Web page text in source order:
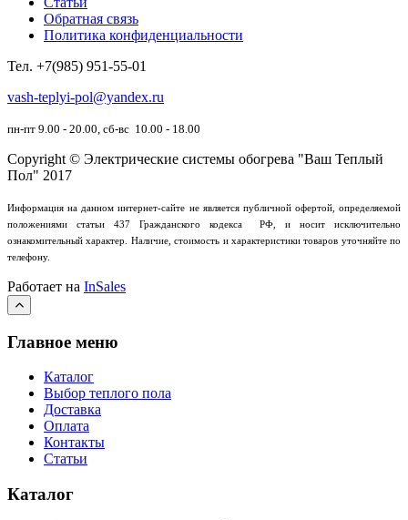
Обратная связь
Политика конфиденциальности
Тел. +7(985) 951-55-01
vash-teplyi-pol@yandex.ru
пн-пт 9.00 - 20.00, сб-вс 10.00 - 18.00
Copyright © Электрические системы обогрева "Ваш Теплый
Пол" 2017
Информация на данном интернет-сайте не является публичной офертой, определяемой
положениями статьи 437 Гражданского кодекса РФ, и носит исключительно
ознакомительный характер.
Наличие, стоимость и характеристики товаров уточняйте по
телефону.
Работает на InSales
Главное меню
Каталог
Выбор теплого пола
Доставка
Оплата
Контакты
Статьи
Каталог